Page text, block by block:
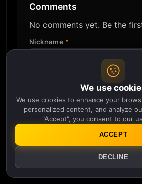
Comments
No comments yet. Be the
Nickname *
We use
We use cookies to enhance your
personalized content, and analyze
"Accept", you consent to our
DECLINE
ACCEPT